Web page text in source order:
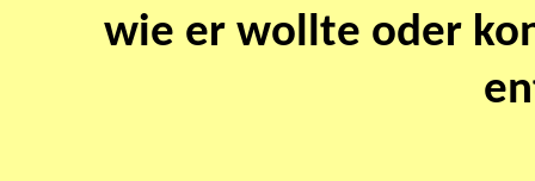
wie er wollte oder